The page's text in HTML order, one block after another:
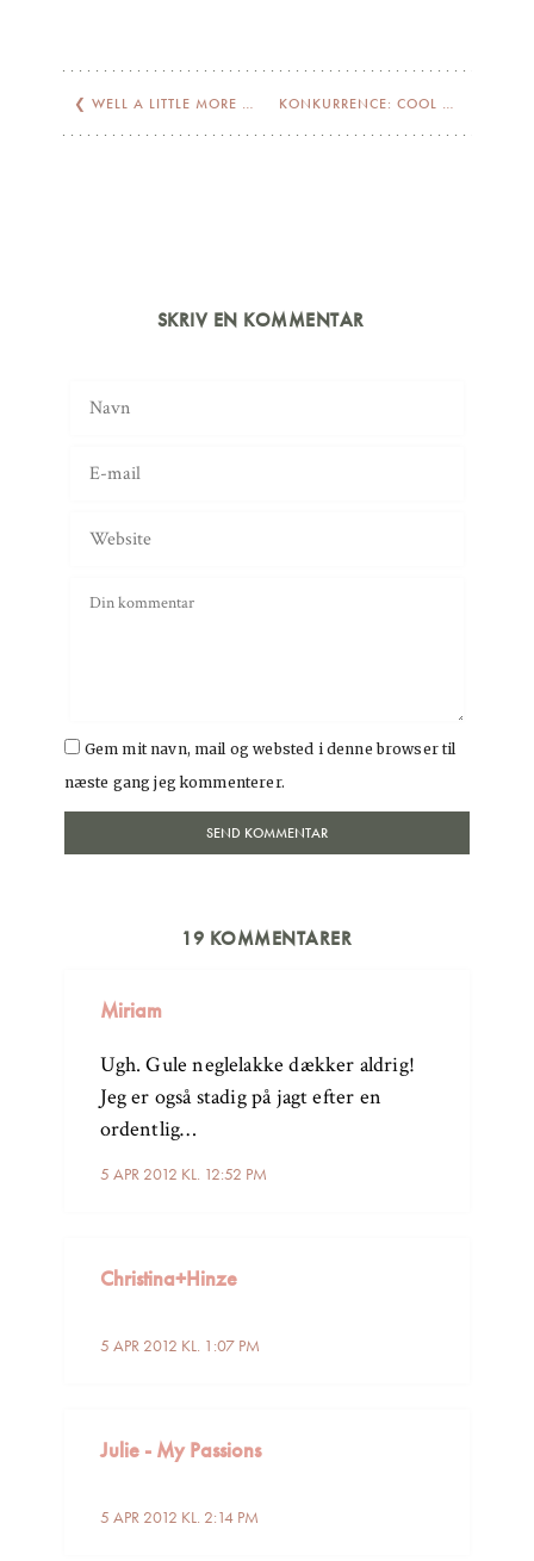
❮ WELL A LITTLE MORE THAN CHOCOLATE… KONKURRENCE: COOL PENCLIC
SKRIV EN KOMMENTAR
Gem mit navn, mail og websted i denne browser til
næste gang jeg kommenterer.
19 KOMMENTARER
Miriam
5 APR 2012 KL. 12:52 PM
Ugh. Gule neglelakke dækker aldrig!
Jeg er også stadig på jagt efter en
ordentlig…
Christina+Hinze
5 APR 2012 KL. 1:07 PM
Julie - My Passions
5 APR 2012 KL. 2:14 PM